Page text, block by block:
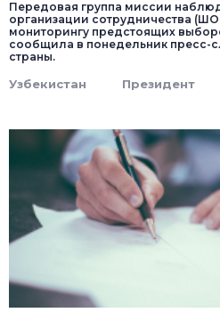
Передовая группа миссии
организации сотрудничества
мониторингу предстоящих
сообщила в понедельник пресс-
страны.
Узбекистан Президент